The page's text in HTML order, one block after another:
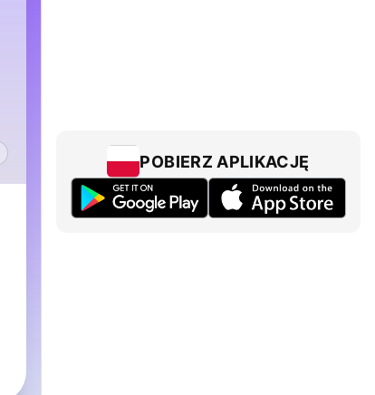
POBIERZ APLIKACJĘ